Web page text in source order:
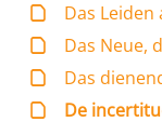
Das
Das Neue,
Das
De